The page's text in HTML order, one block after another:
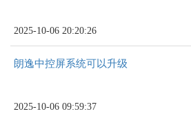
2025-10-06 20:20:26
朗逸中控屏系统可以升级
2025-10-06 09:59:37